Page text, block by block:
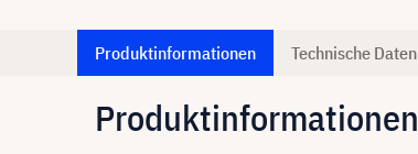
Produktinformationen Technische Daten
Produktinformationen